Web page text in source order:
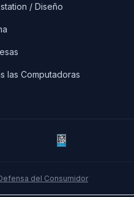
/ Diseño
las Computadoras
del Consumidor